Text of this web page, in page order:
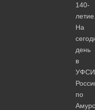
140-
На
день
в
по